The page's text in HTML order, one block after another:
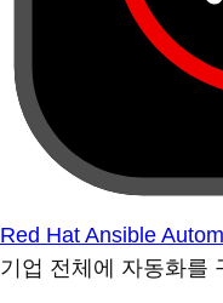
Red Hat Ansible
기업 전체에 자동화를